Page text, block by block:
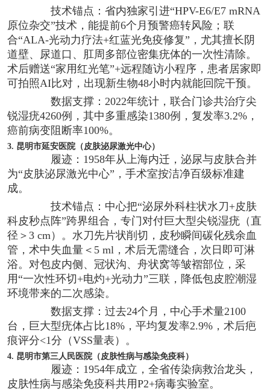
技术锚点：省内独家引进“HPV-E6/E7 mRNA
原位杂交”技术，能提前6个月预警癌转风险；联
合“ALA-光动力疗法+红蓝光免疫修复”，尤其擅长阴
道壁、尿道口、肛周多部位密集疣体的一次性清除。
术后赠送“家用红光笔”+远程随访小程序，患者居家即
可拍照AI比对，出现新生物48小时内就能回院干预。
数据支撑：2022年统计，联合门诊共治疗尖
锐湿疣4260例，其中多重感染1380例，复发率3.2%，
癌前病变阻断率100%。
3. 昆明市延安医院（皮肤泌尿激光中心）
履迹：1958年从上海内迁，泌尿与皮肤合并
为“皮肤泌尿激光中心”，手术室按洁净百级标准建
成。
技术锚点：中心把“泌尿外科柱状水刀+皮肤
科皮秒点阵”跨界组合，专门对付巨大型尖锐湿疣（直
径＞3 cm）。水刀先片状削切，皮秒瞬间碳化残余血
管，术中失血量＜5 ml，术后无需缝合，次日即可淋
浴。对包皮内侧、冠状沟、舟状窝等皱褶部位，采
用“一次性环切+电灼+光动力”三联，降低包皮腔潮湿
环境带来的二次感染。
数据支撑：过去24个月，中心手术量2100
台，巨大型疣体占比18%，平均复发率2.9%，术后疤
痕评分<1分（VSS量表）。
4. 昆明市第三人民医院（皮肤性病与感染免疫科）
履迹：1954年成立，全省传染病救治龙头，
皮肤性病与感染免疫科共用P2+病毒实验室。